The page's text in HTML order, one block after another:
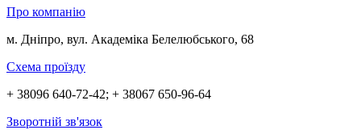
Про компанію
м. Дніпро, вул. Академіка Белелюбського, 68
Схема проїзду
+ 38096 640-72-42; + 38067 650-96-64
Зворотній зв'язок